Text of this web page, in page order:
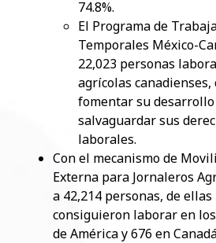
74.8%.
El Programa de
Temporales México-
22,023 personas
agrícolas
fomentar su
salvaguardar sus
laborales.
Con el mecanismo de
Externa para Jornaleros
a 42,214 personas, de ellas
consiguieron laborar en
de América y 676 en